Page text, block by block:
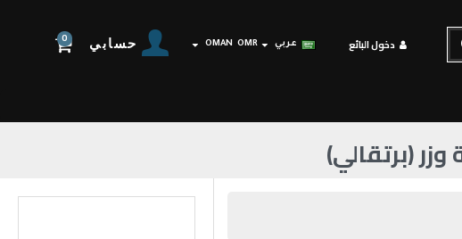
دخول البائع عربي OMR
OMAN حسابي 0